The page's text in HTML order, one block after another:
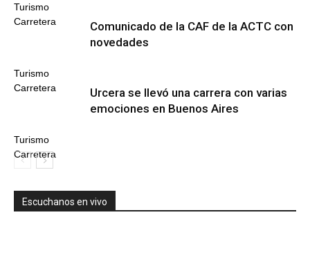
Turismo
Carretera
Turismo
Carretera
Comunicado de la CAF de la ACTC con
novedades
Turismo
Carretera
Urcera se llevó una carrera con varias
emociones en Buenos Aires
Escuchanos en vivo